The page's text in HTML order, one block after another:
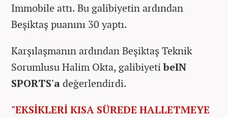
Immobile attı. Bu galibiyetin ardından
Beşiktaş puanını 30 yaptı.
Karşılaşmanın ardından Beşiktaş Teknik
Sorumlusu Halim Okta, galibiyetibeIN
SPORTS'adeğerlendirdi.
"EKSİKLERİ KISA SÜREDE HALLETMEYE